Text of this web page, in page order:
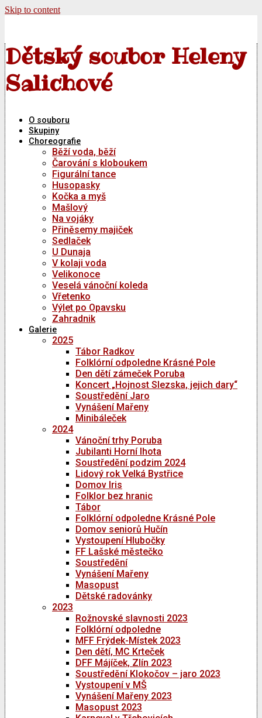
Skip to content
Dětský soubor Heleny
Salichové
O souboru
Skupiny
Choreografie
Běží voda, běží
Čarování s kloboukem
Figurální tance
Husopasky
Kočka a myš
Mašlový
Na vojáky
Přiněsemy majiček
Sedlaček
U Dunaja
V kolaji voda
Velikonoce
Veselá vánoční koleda
Vřetenko
Výlet po Opavsku
Zahradnik
Galerie
2025
Tábor Radkov
Folklórní odpoledne Krásné Pole
Den dětí zámeček Poruba
Koncert „Hojnost Slezska, jejich dary“
Soustředění Jaro
Vynášení Mařeny
Minibáleček
2024
Vánoční trhy Poruba
Jubilanti Horní lhota
Soustředění podzim 2024
Lidový rok Velká Bystřice
Domov Iris
Folklor bez hranic
Tábor
Folklórní odpoledne Krásné Pole
Domov seniorů Hučín
Vystoupení Hlubočky
FF Lašské městečko
Soustředění
Vynášení Mařeny
Masopust
Dětské radovánky
2023
Rožnovské slavnosti 2023
Folklórní odpoledne
MFF Frýdek-Místek 2023
Den dětí, MC Krteček
DFF Májíček, Zlín 2023
Soustředění Klokočov – jaro 2023
Vystoupení v MŠ
Vynášení Mařeny 2023
Masopust 2023